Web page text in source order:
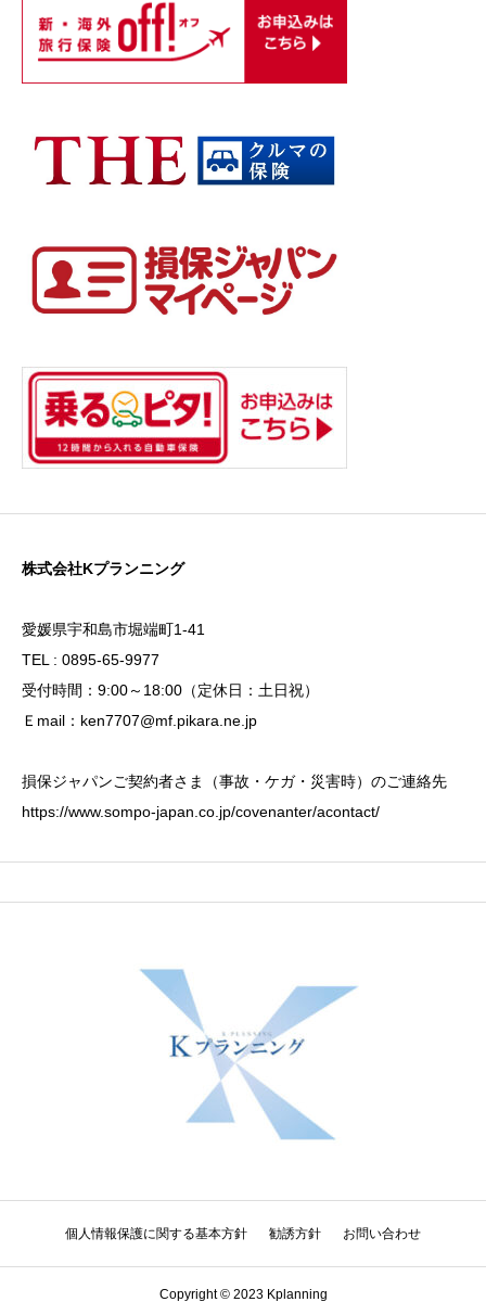
株式会社Kプランニング
愛媛県宇和島市堀端町1-41
TEL : 0895-65-9977
受付時間：9:00～18:00（定休日：土日祝）
Ｅmail：ken7707@mf.pikara.ne.jp
損保ジャパンご契約者さま（事故・ケガ・災害時）のご連絡先
https://www.sompo-japan.co.jp/covenanter/acontact/
個人情報保護に関する基本方針 勧誘方針 お問い合わせ
Copyright © 2023 Kplanning